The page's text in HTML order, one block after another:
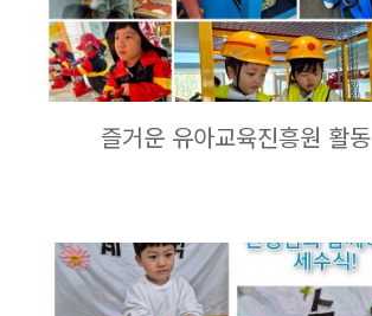
즐거운 유아교육진흥원 활동